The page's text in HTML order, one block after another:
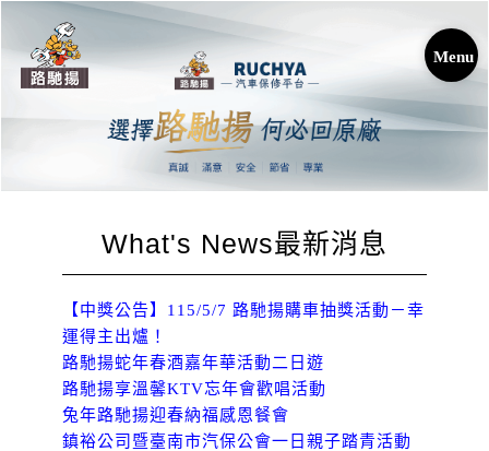
What's News最新消息
【中獎公告】115/5/7 路馳揚購車抽獎活動－幸
運得主出爐！
路馳揚蛇年春酒嘉年華活動二日遊
路馳揚享溫馨KTV忘年會歡唱活動
兔年路馳揚迎春納福感恩餐會
鎮裕公司暨臺南市汽保公會一日親子踏青活動